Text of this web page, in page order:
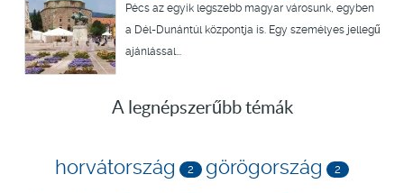
Pécs az egyik legszebb magyar városunk, egyben
a Dél-Dunántúl központja is. Egy személyes jellegű
ajánlással...
A legnépszerűbb témák
horvátország 2 görögország 2